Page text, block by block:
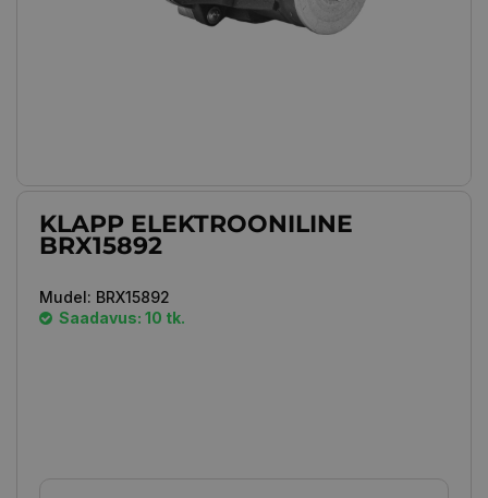
KLAPP ELEKTROONILINE
BRX15892
Mudel: BRX15892
Saadavus: 10 tk.